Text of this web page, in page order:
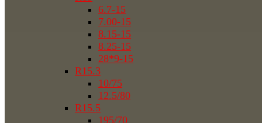
6.7-15
7.00-15
8.15-15
8.25-15
28*9-15
R15.3
10/75
12.5/80
R15.5
195/70